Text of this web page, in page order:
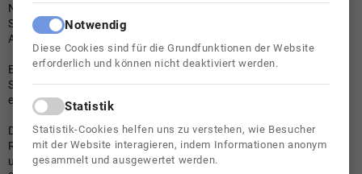
Nach erfolgreicher Absolvierung dieser Termine dürfen sich die
Schüler/innen zusätzlich bis zu fünf Schnuppertage nach
Absprache mit der Schule frei wählen.
Es ist unserer Schule ein großes Anliegen, dass alle
Schüler/innen an den Berufspraktischen Tagen teilnehmen, um
erste Einblicke in die Berufswelt zu erhalten.
Der guten Zusammenarbeit mit den Ausbildungsbetrieben der
Region und dem Bemühen sowie Interesse der Schüler/innen
und der Eltern ist es zu verdanken, dass jedes Jahr mehr als
Notwendig
Diese Cookies sind für die Grundfunktionen der Website
erforderlich und können nicht deaktiviert werden.
Statistik
Statistik-Cookies helfen uns zu verstehen, wie Besucher
mit der Website interagieren, indem Informationen anonym
gesammelt und ausgewertet werden.